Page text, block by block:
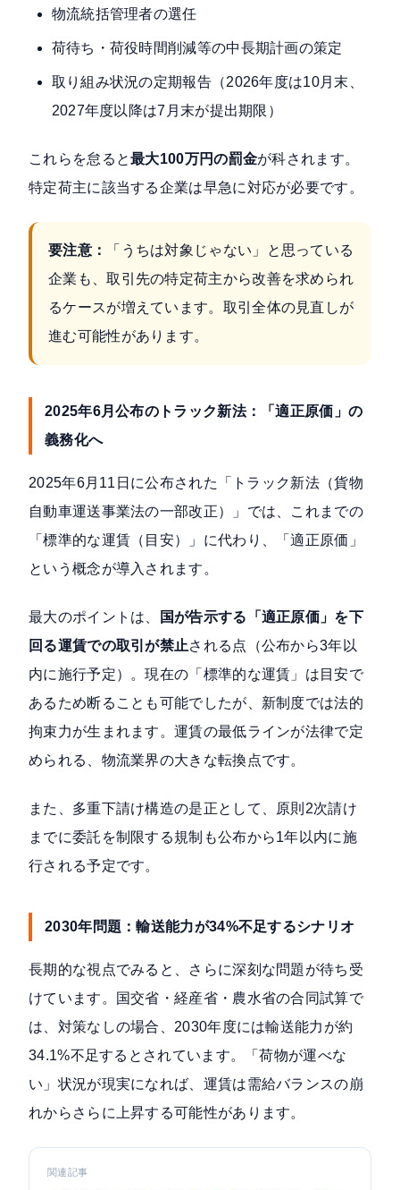
物流統括管理者の選任
荷待ち・荷役時間削減等の中長期計画の策定
取り組み状況の定期報告（2026年度は10月末、
2027年度以降は7月末が提出期限）
これらを怠ると最大100万円の罰金が科されます。
特定荷主に該当する企業は早急に対応が必要です。
要注意：
「うちは対象じゃない」と思っている
企業も、取引先の特定荷主から改善を求められ
るケースが増えています。取引全体の見直しが
進む可能性があります。
2025年6月公布のトラック新法：「適正原価」の
義務化へ
2025年6月11日に公布された「トラック新法（貨物
自動車運送事業法の一部改正）」では、これまでの
「標準的な運賃（目安）」に代わり、「適正原価」
という概念が導入されます。
最大のポイントは、
国が告示する「適正原価」を下
回る運賃での取引が禁止される点 （公布から3年以
内に施行予定）。現在の「標準的な運賃」は目安で
あるため断ることも可能でしたが、新制度では法的
拘束力が生まれます。運賃の最低ラインが法律で定
められる、物流業界の大きな転換点です。
また、多重下請け構造の是正として、原則2次請け
までに委託を制限する規制も公布から1年以内に施
行される予定です。
2030年問題：輸送能力が34%不足するシナリオ
長期的な視点でみると、さらに深刻な問題が待ち受
けています。国交省・経産省・農水省の合同試算で
は、対策なしの場合、2030年度には輸送能力が約
34.1%不足する とされています。「荷物が運べな
い」状況が現実になれば、運賃は需給バランスの崩
れからさらに上昇する可能性があります。
関連記事